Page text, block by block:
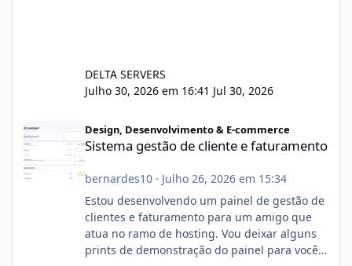
DELTA SERVERS
Julho 30, 2026 em 16:41 Jul 30, 2026
Design, Desenvolvimento & E-commerce
Sistema gestão de cliente e faturamento
bernardes10· Julho 26, 2026 em 15:34
Estou desenvolvendo um painel de gestão de
clientes e faturamento para um amigo que
atua no ramo de hosting. Vou deixar alguns
prints de demonstração do painel para vocês